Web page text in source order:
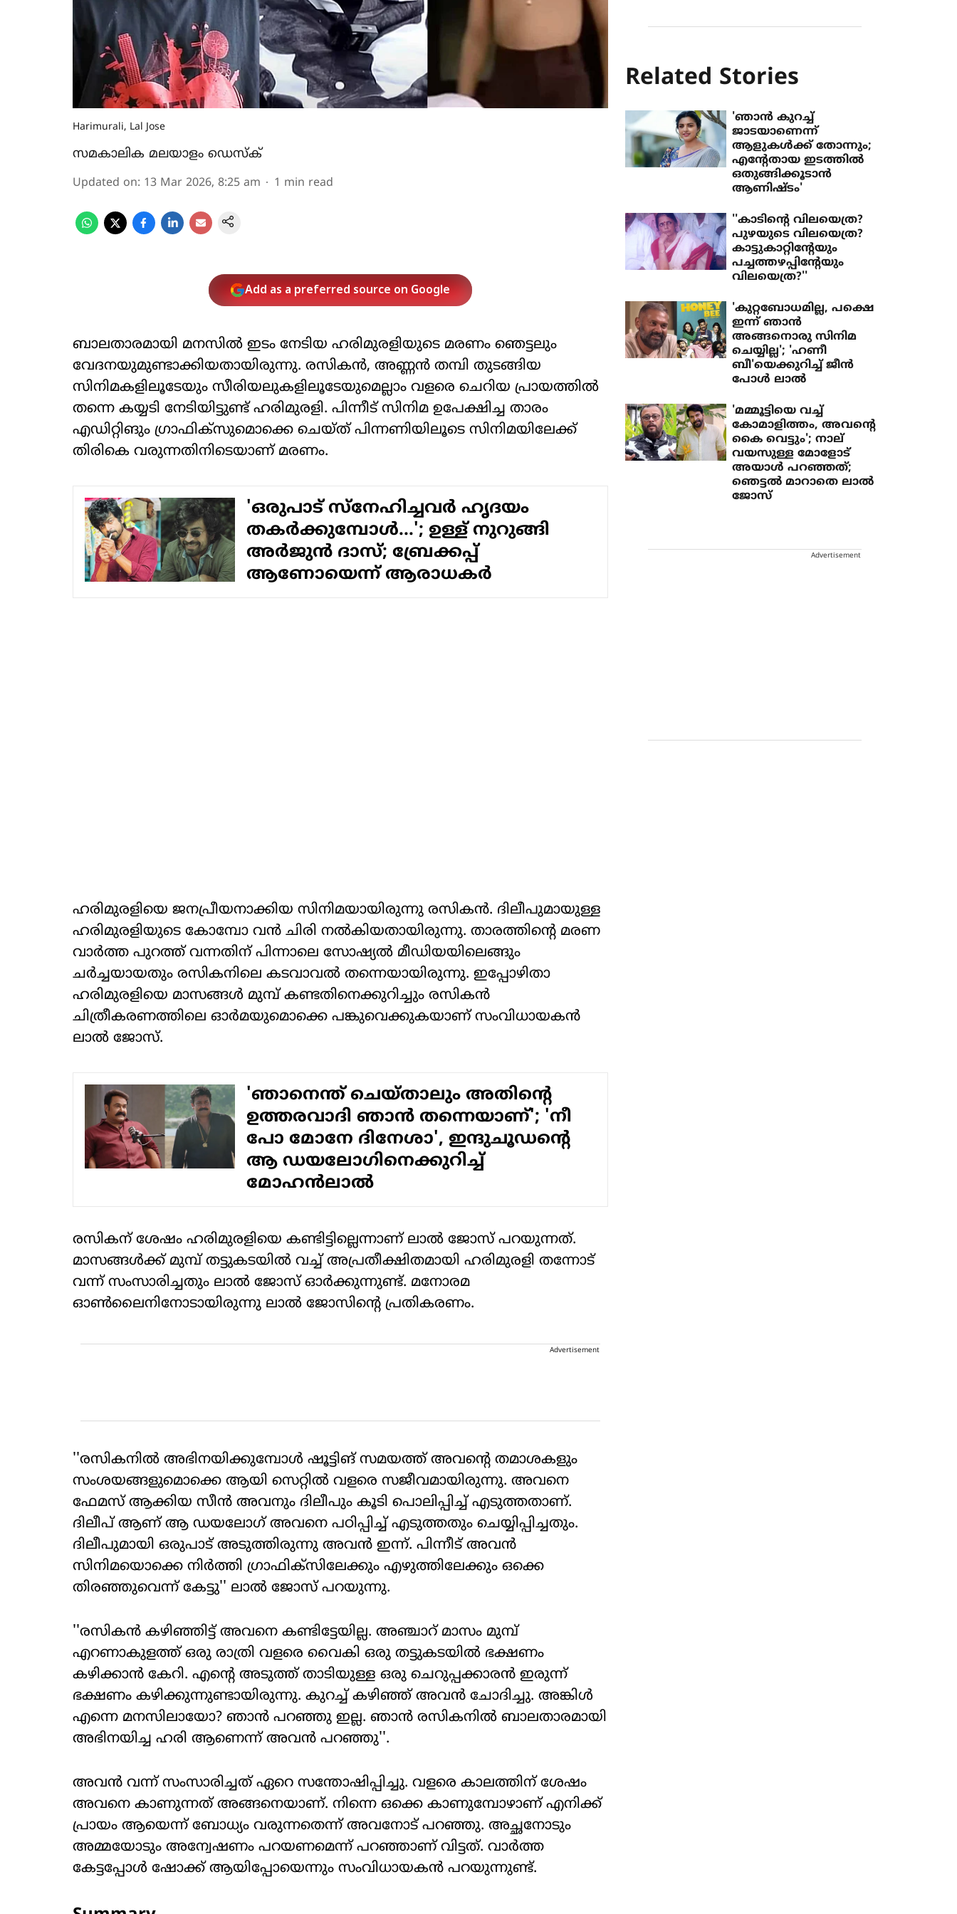
Harimurali, Lal Jose
സമകാലിക മലയാളം ഡെസ്ക്
Updated on: 13 Mar 2026, 8:25 am 1 min read
Add as a preferred source on Google
ബാലതാരമായി മനസില്‍ ഇടം നേടിയ ഹരിമുരളിയുടെ മരണം ഞെട്ടലും
വേദനയുമുണ്ടാക്കിയതായിരുന്നു. രസികന്‍, അണ്ണന്‍ തമ്പി തുടങ്ങിയ
സിനിമകളിലൂടേയും സീരിയലുകളിലൂടേയുമെല്ലാം വളരെ ചെറിയ പ്രായത്തില്‍
തന്നെ കയ്യടി നേടിയിട്ടുണ്ട് ഹരിമുരളി. പിന്നീട് സിനിമ ഉപേക്ഷിച്ച താരം
എഡിറ്റിങും ഗ്രാഫിക്‌സുമൊക്കെ ചെയ്ത് പിന്നണിയിലൂടെ സിനിമയിലേക്ക്
തിരികെ വരുന്നതിനിടെയാണ് മരണം.
'ഒരുപാട് സ്‌നേഹിച്ചവര്‍ ഹൃദയം
തകര്‍ക്കുമ്പോള്‍...'; ഉള്ള് നുറുങ്ങി
അര്‍ജുന്‍ ദാസ്; ബ്രേക്കപ്പ്
ആണോയെന്ന് ആരാധകര്‍
ഹരിമുരളിയെ ജനപ്രീയനാക്കിയ സിനിമയായിരുന്നു രസികന്‍. ദിലീപുമായുള്ള
ഹരിമുരളിയുടെ കോമ്പോ വന്‍ ചിരി നല്‍കിയതായിരുന്നു. താരത്തിന്റെ മരണ
വാര്‍ത്ത പുറത്ത് വന്നതിന് പിന്നാലെ സോഷ്യല്‍ മീഡിയയിലെങ്ങും
ചര്‍ച്ചയായതും രസികനിലെ കടവാവല്‍ തന്നെയായിരുന്നു. ഇപ്പോഴിതാ
ഹരിമുരളിയെ മാസങ്ങള്‍ മുമ്പ് കണ്ടതിനെക്കുറിച്ചും രസികന്‍
ചിത്രീകരണത്തിലെ ഓര്‍മയുമൊക്കെ പങ്കുവെക്കുകയാണ് സംവിധായകന്‍
ലാല്‍ ജോസ്.
'ഞാനെന്ത് ചെയ്താലും അതിന്റെ
ഉത്തരവാദി ഞാൻ തന്നെയാണ്'; 'നീ
പോ മോനേ ദിനേശാ', ഇന്ദുചൂഡന്റെ
ആ ഡയലോ​ഗിനെക്കുറിച്ച്
മോഹൻലാൽ
രസികന് ശേഷം ഹരിമുരളിയെ കണ്ടിട്ടില്ലെന്നാണ് ലാല്‍ ജോസ് പറയുന്നത്.
മാസങ്ങള്‍ക്ക് മുമ്പ് തട്ടുകടയില്‍ വച്ച് അപ്രതീക്ഷിതമായി ഹരിമുരളി തന്നോട്
വന്ന് സംസാരിച്ചതും ലാല്‍ ജോസ് ഓര്‍ക്കുന്നുണ്ട്. മനോരമ
ഓണ്‍ലൈനിനോടായിരുന്നു ലാല്‍ ജോസിന്റെ പ്രതികരണം.
Advertisement
''രസികനില്‍ അഭിനയിക്കുമ്പോള്‍ ഷൂട്ടിങ് സമയത്ത് അവന്റെ തമാശകളും
സംശയങ്ങളുമൊക്കെ ആയി സെറ്റില്‍ വളരെ സജീവമായിരുന്നു. അവനെ
ഫേമസ് ആക്കിയ സീന്‍ അവനും ദിലീപും കൂടി പൊലിപ്പിച്ച് എടുത്തതാണ്.
ദിലീപ് ആണ് ആ ഡയലോഗ് അവനെ പഠിപ്പിച്ച് എടുത്തതും ചെയ്യിപ്പിച്ചതും.
ദിലീപുമായി ഒരുപാട് അടുത്തിരുന്നു അവന്‍ ഇന്ന്. പിന്നീട് അവന്‍
സിനിമയൊക്കെ നിര്‍ത്തി ഗ്രാഫിക്‌സിലേക്കും എഴുത്തിലേക്കും ഒക്കെ
തിരഞ്ഞുവെന്ന് കേട്ടു'' ലാല്‍ ജോസ് പറയുന്നു.
''രസികന്‍ കഴിഞ്ഞിട്ട് അവനെ കണ്ടിട്ടേയില്ല. അഞ്ചാറ് മാസം മുമ്പ്
എറണാകുളത്ത് ഒരു രാത്രി വളരെ വൈകി ഒരു തട്ടുകടയില്‍ ഭക്ഷണം
കഴിക്കാന്‍ കേറി. എന്റെ അടുത്ത് താടിയുള്ള ഒരു ചെറുപ്പക്കാരന്‍ ഇരുന്ന്
ഭക്ഷണം കഴിക്കുന്നുണ്ടായിരുന്നു. കുറച്ച് കഴിഞ്ഞ് അവന്‍ ചോദിച്ചു. അങ്കിള്‍
എന്നെ മനസിലായോ? ഞാന്‍ പറഞ്ഞു ഇല്ല. ഞാന്‍ രസികനില്‍ ബാലതാരമായി
അഭിനയിച്ച ഹരി ആണെന്ന് അവന്‍ പറഞ്ഞു''.
അവന്‍ വന്ന് സംസാരിച്ചത് ഏറെ സന്തോഷിപ്പിച്ചു. വളരെ കാലത്തിന് ശേഷം
അവനെ കാണുന്നത് അങ്ങനെയാണ്. നിന്നെ ഒക്കെ കാണുമ്പോഴാണ് എനിക്ക്
പ്രായം ആയെന്ന് ബോധ്യം വരുന്നതെന്ന് അവനോട് പറഞ്ഞു. അച്ഛനോടും
അമ്മയോടും അന്വേഷണം പറയണമെന്ന് പറഞ്ഞാണ് വിട്ടത്. വാര്‍ത്ത
കേട്ടപ്പോള്‍ ഷോക്ക് ആയിപ്പോയെന്നും സംവിധായകന്‍ പറയുന്നുണ്ട്.
Related Stories
'ഞാൻ കുറച്ച്
ജാടയാണെന്ന്
ആളുകൾക്ക് തോന്നും;
എന്റേതായ ഇടത്തിൽ
ഒതുങ്ങിക്കൂടാൻ
ആണിഷ്ടം'
''കാടിന്റെ വിലയെത്ര?
പുഴയുടെ വിലയെത്ര?
കാട്ടുകാറ്റിന്റേയും
പച്ചത്തഴപ്പിന്റേയും
വിലയെത്ര?''
'കുറ്റബോധമില്ല, പക്ഷെ
ഇന്ന് ഞാന്‍
അങ്ങനൊരു സിനിമ
ചെയ്യില്ല'; 'ഹണീ
ബീ'യെക്കുറിച്ച് ജീന്‍
പോള്‍ ലാല്‍
'മമ്മൂട്ടിയെ വച്ച്
കോമാളിത്തം, അവന്റെ
കൈ വെട്ടും'; നാല്
വയസുള്ള മോളോട്
അയാള്‍ പറഞ്ഞത്;
ഞെട്ടല്‍ മാറാതെ ലാല്‍
ജോസ്
Advertisement